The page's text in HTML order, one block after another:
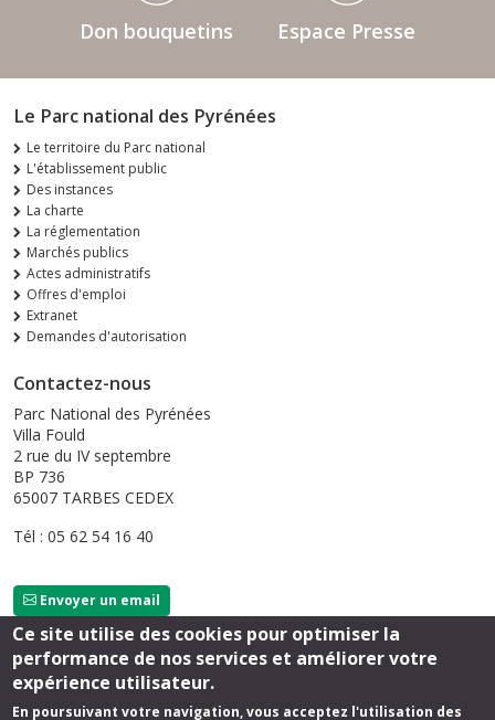
Don bouquetins Espace Presse
Le Parc national des Pyrénées
Le territoire du Parc national
L'établissement public
Des instances
La charte
La réglementation
Marchés publics
Actes administratifs
Offres d'emploi
Extranet
Demandes d'autorisation
Contactez-nous
Parc National des Pyrénées
Villa Fould
2 rue du IV septembre
BP 736
65007 TARBES CEDEX
Tél : 05 62 54 16 40
Envoyer un email
Suivez-nous
Ce site utilise des cookies pour optimiser la
performance de nos services et améliorer votre
expérience utilisateur.
En poursuivant votre navigation, vous acceptez l'utilisation des